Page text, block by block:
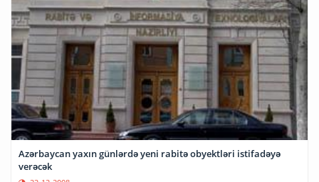
Azərbaycan yaxın günlərdə yeni rabitə obyektləri istifadəyə
verəcək